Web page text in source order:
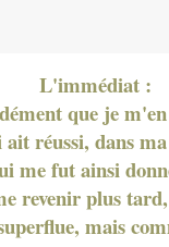
L'immédiat :
que je
ait réussi, dans
me fut ainsi
revenir plus
mais